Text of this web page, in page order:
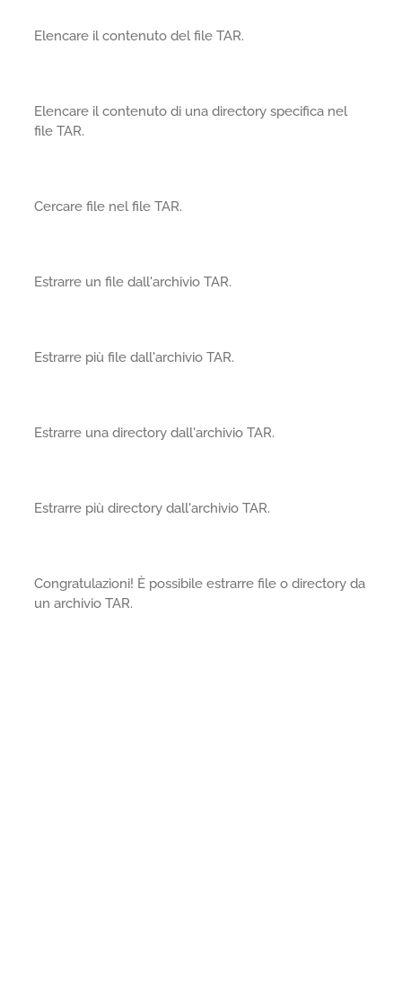
Elencare il contenuto del file TAR.
Elencare il contenuto di una directory specifica nel
file TAR.
Cercare file nel file TAR.
Estrarre un file dall'archivio TAR.
Estrarre più file dall'archivio TAR.
Estrarre una directory dall'archivio TAR.
Estrarre più directory dall'archivio TAR.
Congratulazioni! È possibile estrarre file o directory da
un archivio TAR.